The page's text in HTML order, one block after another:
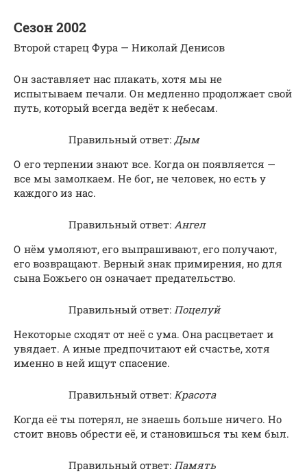
Сезон 2002
Второй старец Фура — Николай Денисов
Он заставляет нас плакать, хотя мы не
испытываем печали. Он медленно продолжает свой
путь, который всегда ведёт к небесам.
Правильный ответ: Дым
О его терпении знают все. Когда он появляется —
все мы замолкаем. Не бог, не человек, но есть у
каждого из нас.
Правильный ответ: Ангел
О нём умоляют, его выпрашивают, его получают,
его возвращают. Верный знак примирения, но для
сына Божьего он означает предательство.
Правильный ответ: Поцелуй
Некоторые сходят от неё с ума. Она расцветает и
увядает. А иные предпочитают ей счастье, хотя
именно в ней ищут спасение.
Правильный ответ: Красота
Когда её ты потерял, не знаешь больше ничего. Но
стоит вновь обрести её, и становишься ты кем был.
Правильный ответ: Память